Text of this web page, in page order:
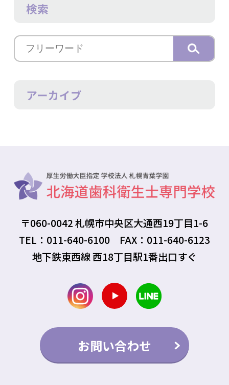
検索
アーカイブ
〒060-0042 札幌市中央区大通西19丁目1-6
TEL：011-640-6100 FAX：011-640-6123
地下鉄東西線 西18丁目駅1番出口すぐ
お問い合わせ